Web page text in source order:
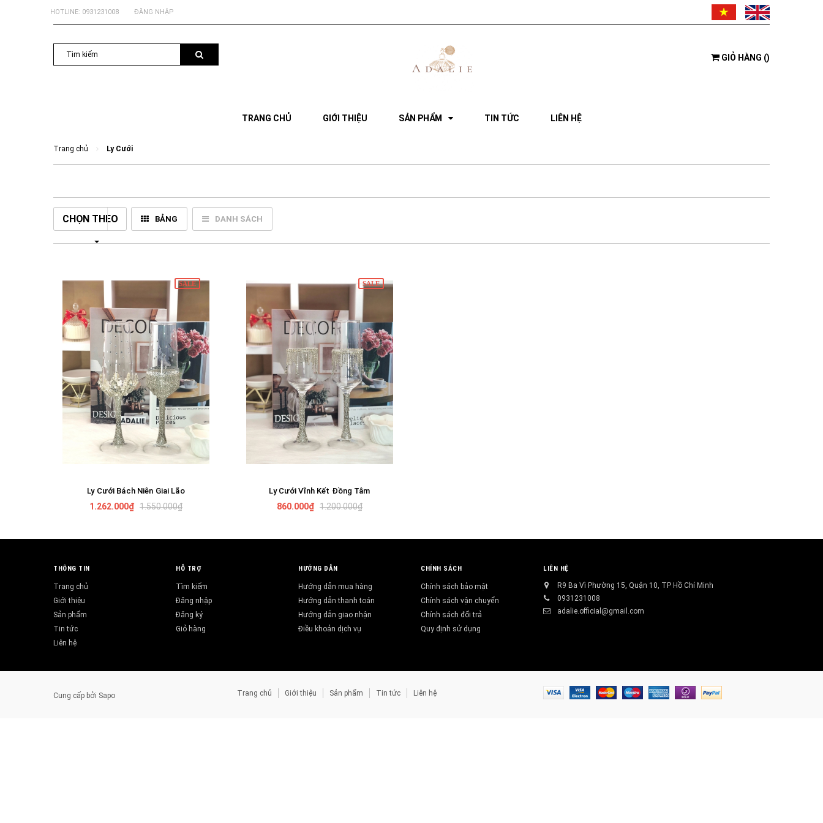
HOTLINE: 0931231008 ĐĂNG NHẬP
GIỎ HÀNG ()
TRANG CHỦ GIỚI THIỆU SẢN PHẨM TIN TỨC LIÊN HỆ
Trang chủ Ly Cưới
CHỌN THEO BẢNG DANH SÁCH
SALE
GIỎ HÀNG
Ly Cưới Bách Niên Giai Lão
1.262.000₫ 1.550.000₫
SALE
GIỎ HÀNG
Ly Cưới Vĩnh Kết Đồng Tâm
860.000₫ 1.200.000₫
THÔNG TIN
Trang chủ
Giới thiệu
Sản phẩm
Tin tức
Liên hệ
HỖ TRỢ
Tìm kiếm
Đăng nhập
Đăng ký
Giỏ hàng
HƯỚNG DẪN
Hướng dẫn mua hàng
Hướng dẫn thanh toán
Hướng dẫn giao nhận
Điều khoản dịch vụ
CHÍNH SÁCH
Chính sách bảo mật
Chính sách vận chuyển
Chính sách đổi trả
Quy định sử dụng
LIÊN HỆ
R9 Ba Vì Phường 15, Quận 10, TP Hồ Chí Minh
0931231008
adalie.official@gmail.com
Cung cấp bởi Sapo Trang chủ Giới thiệu Sản phẩm Tin tức Liên hệ